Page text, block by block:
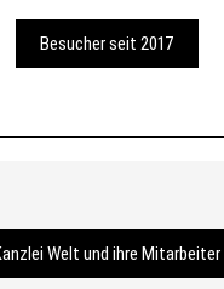
Besucher seit 2017
Welt und ihre Mitarbeiter